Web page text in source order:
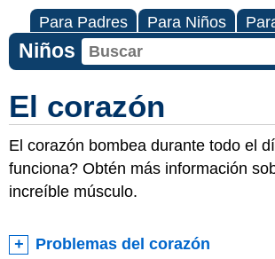
Para Padres Para Niños
Niños
El corazón
El corazón bombea durante todo el
funciona? Obtén más información
increíble músculo.
Problemas del corazón